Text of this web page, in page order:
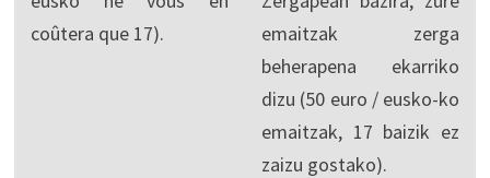
coûtera que 17).
emaitzak zerga
beherapena ekarriko
dizu (50 euro / eusko-ko
emaitzak, 17 baizik ez
zaizu gostako).